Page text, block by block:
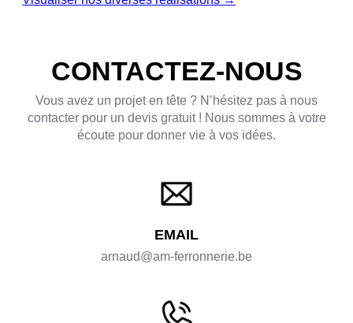
CONTACTEZ-NOUS
Vous avez un projet en tête ? N’hésitez pas à nous
contacter pour un devis gratuit ! Nous sommes à votre
écoute pour donner vie à vos idées.
EMAIL
arnaud@am-ferronnerie.be